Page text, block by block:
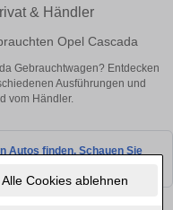
Alle Cookies ablehnen
& Händler
Opel Cascada
Gebrauchtwagen? Entdecken
Ausführungen und
vom Händler.
Autos finden. Schauen Sie